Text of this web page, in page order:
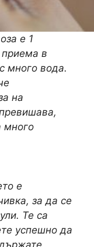
е 1
приема в
много вода.
на
много
е
за да се
Те са
успешно да